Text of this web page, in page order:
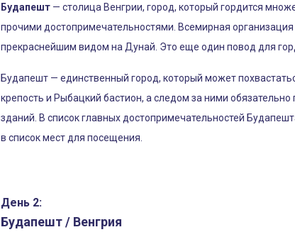
Будапешт — столица Венгрии, город, который гордится
прочими достопримечательностями. Всемирная
прекраснейшим видом на Дунай. Это еще один повод для
Будапешт — единственный город, который может
крепость и Рыбацкий бастион, а следом за ними
зданий. В список главных достопримечательностей
в список мест для посещения.
День 2:
Будапешт / Венгрия